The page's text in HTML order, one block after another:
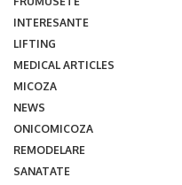
INTERESANTE
LIFTING
MEDICAL ARTICLES
MICOZA
NEWS
ONICOMICOZA
REMODELARE
SANATATE